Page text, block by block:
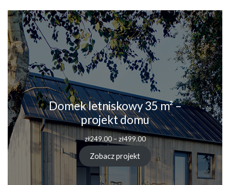
Domek letniskowy 35 m² –
projekt domu
zł249.00 – zł499.00Zakres
cen:
zł249.00
zł499.00
Zobacz projekt